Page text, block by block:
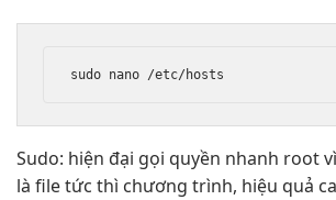
sudo nano /etc/hosts
Sudo: hiện đại gọi quyền nhanh root
là filetức thì chương trình, hiệu quả